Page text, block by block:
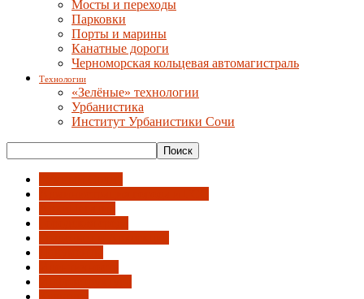
Мосты и переходы
Парковки
Порты и марины
Канатные дороги
Черноморская кольцевая автомагистраль
Технологии
«Зелёные» технологии
Урбанистика
Институт Урбанистики Сочи